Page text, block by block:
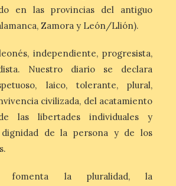
es la provincia más
(116€/noche),
agotadas: solo un 4%
alojamientos libres.
y Álava son las
margen: apenas un
siguen libres para
un boom
en las provincias del antiguo
Zamora y León/Llión).
independiente, progresista,
Nuestro diario se declara
laico, tolerante, plural,
civilizada, del acatamiento
las libertades individuales y
de la persona y de los
fomenta la pluralidad, la